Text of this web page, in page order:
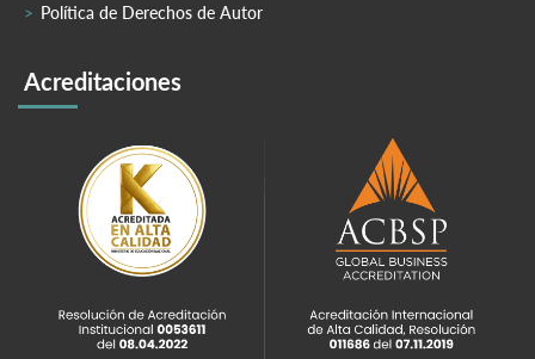
Política de Derechos de Autor
Acreditaciones